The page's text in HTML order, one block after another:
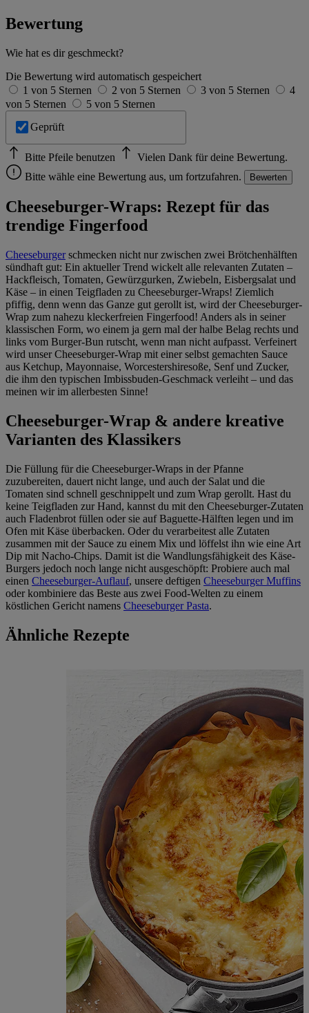
Bewertung
Wie hat es dir geschmeckt?
Die Bewertung wird automatisch gespeichert
1 von 5 Sternen
2 von 5 Sternen 3 von 5 Sternen
4
von 5 Sternen
5 von 5 Sternen
Geprüft
Bitte Pfeile benutzen
Vielen Dank für deine Bewertung.
Bitte wähle eine Bewertung aus, um fortzufahren.
Bewerten
Cheeseburger-Wraps: Rezept für das
trendige Fingerfood
Cheeseburgerschmecken nicht nur zwischen zwei Brötchenhälften
sündhaft gut: Ein aktueller Trend wickelt alle relevanten Zutaten –
Hackfleisch, Tomaten, Gewürzgurken, Zwiebeln, Eisbergsalat und
Käse – in einen Teigfladen zu Cheeseburger-Wraps! Ziemlich
pfiffig, denn wenn das Ganze gut gerollt ist, wird der Cheeseburger-
Wrap zum nahezu kleckerfreien Fingerfood! Anders als in seiner
klassischen Form, wo einem ja gern mal der halbe Belag rechts und
links vom Burger-Bun rutscht, wenn man nicht aufpasst. Verfeinert
wird unser Cheeseburger-Wrap mit einer selbst gemachten Sauce
aus Ketchup, Mayonnaise, Worcestershiresoße, Senf und Zucker,
die ihm den typischen Imbissbuden-Geschmack verleiht – und das
meinen wir im allerbesten Sinne!
Cheeseburger-Wrap & andere kreative
Varianten des Klassikers
Die Füllung für die Cheeseburger-Wraps in der Pfanne
zuzubereiten, dauert nicht lange, und auch der Salat und die
Tomaten sind schnell geschnippelt und zum Wrap gerollt. Hast du
keine Teigfladen zur Hand, kannst du mit den Cheeseburger-Zutaten
auch Fladenbrot füllen oder sie auf Baguette-Hälften legen und im
Ofen mit Käse überbacken. Oder du verarbeitest alle Zutaten
zusammen mit der Sauce zu einem Mix und löffelst ihn wie eine Art
Dip mit Nacho-Chips. Damit ist die Wandlungsfähigkeit des Käse-
Burgers jedoch noch lange nicht ausgeschöpft: Probiere auch mal
einen Cheeseburger-Auflauf, unsere deftigen Cheeseburger Muffins
oder kombiniere das Beste aus zwei Food-Welten zu einem
köstlichen Gericht namens Cheeseburger Pasta.
Ähnliche Rezepte